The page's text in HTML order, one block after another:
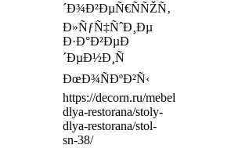
´Ð¾Ð²ÐµÑ€ÑÑŽÑ‚
Ð»ÑƒÑ‡ÑˆÐ¸Ðµ
Ð·Ð°Ð²ÐµÐ
´ÐµÐ½Ð¸Ñ
ÐœÐ¾ÑÐºÐ²Ñ‹
https://decorn.ru/mebel-
dlya-restorana/stoly-
dlya-restorana/stol-
sn-38/